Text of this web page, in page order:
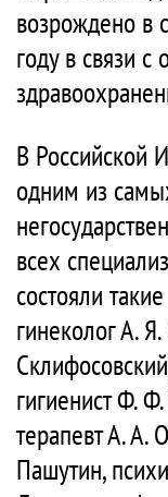
возрождено в
году в связи
В Российской
одним из
всех
состояли
гинеколог А.
гигиенист Ф.
терапевт А. А.
Пашутин,